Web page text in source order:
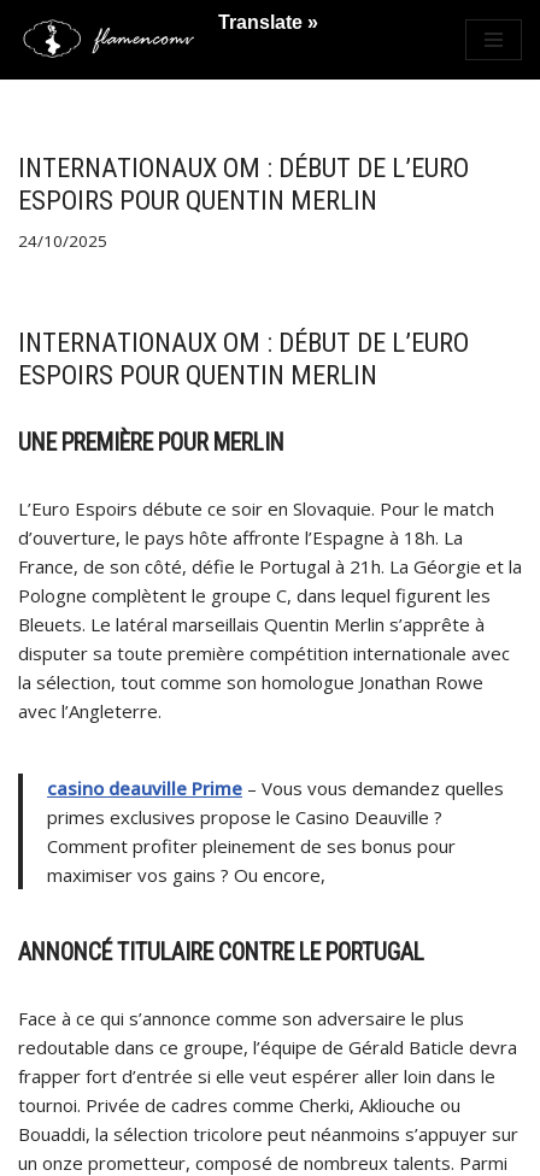
Saltar
INTERNATIONAUX OM : DÉBUT DE L’EURO
ESPOIRS POUR QUENTIN MERLIN
24/10/2025
INTERNATIONAUX OM : DÉBUT DE L’EURO
ESPOIRS POUR QUENTIN MERLIN
UNE PREMIÈRE POUR MERLIN
L’Euro Espoirs débute ce soir en Slovaquie. Pour le match
d’ouverture, le pays hôte affronte l’Espagne à 18h. La
France, de son côté, défie le Portugal à 21h. La Géorgie et la
Pologne complètent le groupe C, dans lequel figurent les
Bleuets. Le latéral marseillais Quentin Merlin s’apprête à
disputer sa toute première compétition internationale avec
la sélection, tout comme son homologue Jonathan Rowe
avec l’Angleterre.
casino deauville Prime – Vous vous demandez quelles
primes exclusives propose le Casino Deauville ?
Comment profiter pleinement de ses bonus pour
maximiser vos gains ? Ou encore,
ANNONCÉ TITULAIRE CONTRE LE PORTUGAL
Face à ce qui s’annonce comme son adversaire le plus
redoutable dans ce groupe, l’équipe de Gérald Baticle devra
frapper fort d’entrée si elle veut espérer aller loin dans le
tournoi. Privée de cadres comme Cherki, Akliouche ou
Bouaddi, la sélection tricolore peut néanmoins s’appuyer sur
un onze prometteur, composé de nombreux talents. Parmi
Translate »